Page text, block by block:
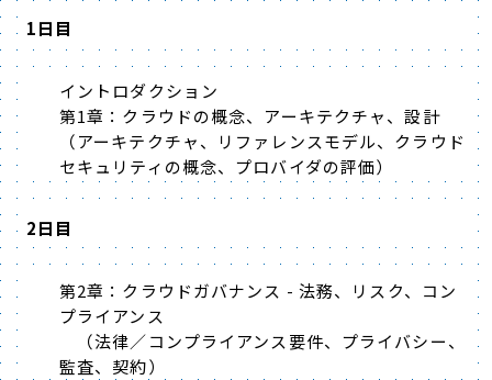
1日目
イントロダクション
第1章：クラウドの概念、アーキテクチャ、設計
（アーキテクチャ、リファレンスモデル、クラウド
セキュリティの概念、プロバイダの評価）
2日目
第2章：クラウドガバナンス - 法務、リスク、コン
プライアンス
（法律／コンプライアンス要件、プライバシー、
監査、契約）